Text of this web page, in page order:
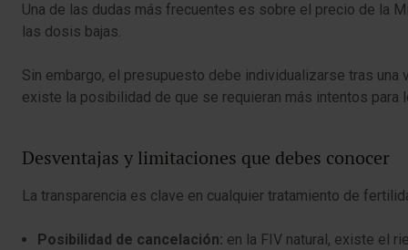
Una de las dudas más frecuentes es sobre el precio de la
las dosis bajas.
Sin embargo, el presupuesto debe individualizarse tras
existe la posibilidad de que se requieran más intentos para
Desventajas y limitaciones que debes conocer
La transparencia es clave en cualquier tratamiento de
Posibilidad de cancelación: en la FIV natural, existe el